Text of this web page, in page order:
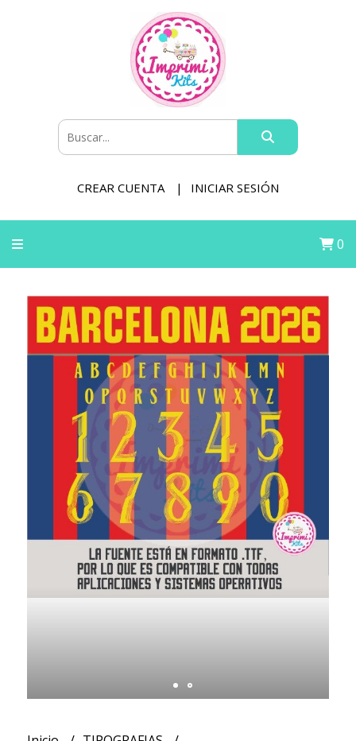
CREAR CUENTA INICIAR SESIÓN
0